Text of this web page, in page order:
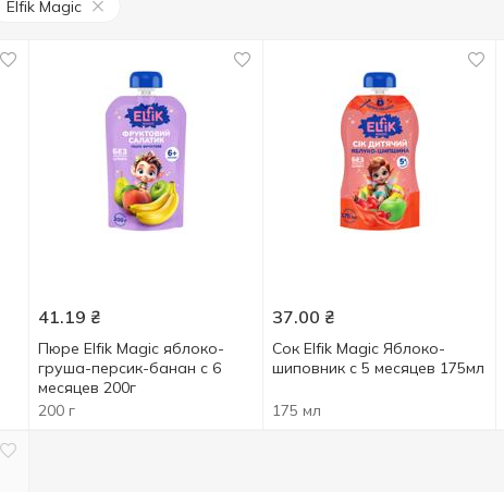
Elfik Magic
41.19 ₴
Пюре Elfik Magic яблоко-
груша-персик-банан с 6
месяцев 200г
200 г
37.00 ₴
Сок Elfik Magic Яблоко-
шиповник с 5 месяцев 175мл
175 мл